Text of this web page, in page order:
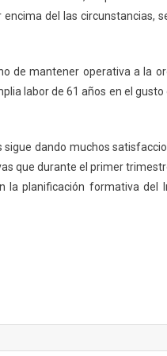
del las circunstancias,
de mantener operativa a la
labor de 61 años en el gusto
dando muchos
que durante el primer
la planificación formativa del